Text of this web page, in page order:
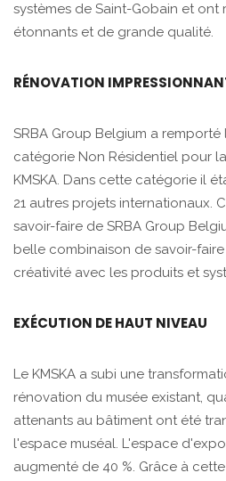
systèmes de Saint-Gobain et ont
étonnants et de grande qualité.
RÉNOVATION
SRBA Group Belgium a
catégorie Non Résidentiel pour
KMSKA. Dans cette catégorie il
21 autres projets internationaux.
savoir-faire de SRBA Group
belle combinaison de savoir-
créativité avec les produits et
EXÉCUTION DE HAUT NIVEAU
Le KMSKA a subi une
rénovation du musée existant,
attenants au bâtiment ont été
l'espace muséal. L'espace
augmenté de 40 %. Grâce à